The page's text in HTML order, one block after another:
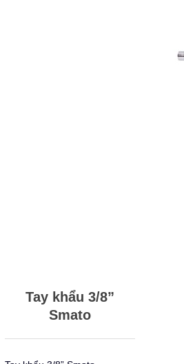
Tay khẩu 3/8”
Smato